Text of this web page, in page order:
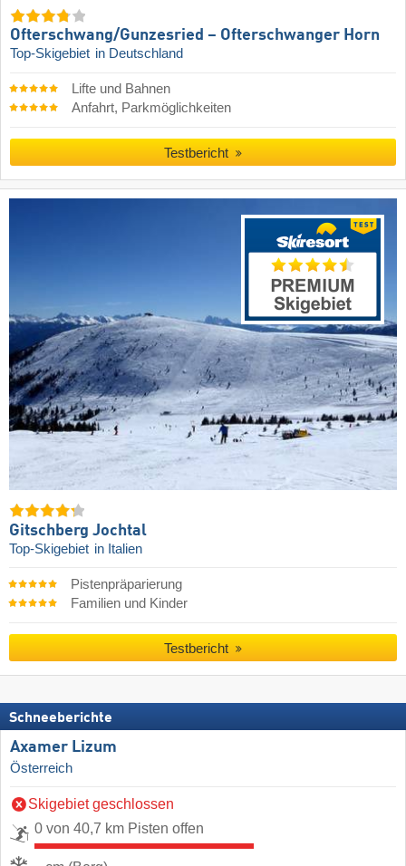
Ofterschwang/​Gunzesried – Ofterschwanger Horn
Top-Skigebiet in Deutschland
Lifte und Bahnen
Anfahrt, Parkmöglichkeiten
Testbericht
Gitschberg Jochtal
Top-Skigebiet in Italien
Pistenpräparierung
Familien und Kinder
Testbericht
Schneeberichte
Axamer Lizum
Österreich
Skigebiet geschlossen
0 von 40,7 km Pisten offen